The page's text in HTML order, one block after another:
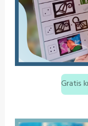
Gratis